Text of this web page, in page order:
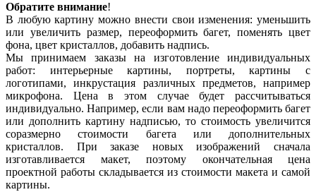
Обратите внимание!
В любую картину можно внести свои изменения: уменьшить
или увеличить размер, переоформить багет, поменять цвет
фона, цвет кристаллов, добавить надпись.
Мы принимаем заказы на изготовление индивидуальных
работ: интерьерные картины, портреты, картины с
логотипами, инкрустация различных предметов, например
микрофона. Цена в этом случае будет рассчитываться
индивидуально. Например, если вам надо переоформить багет
или дополнить картину надписью, то стоимость увеличится
соразмерно стоимости багета или дополнительных
кристаллов. При заказе новых изображений сначала
изготавливается макет, поэтому окончательная цена
проектной работы складывается из стоимости макета и самой
картины.